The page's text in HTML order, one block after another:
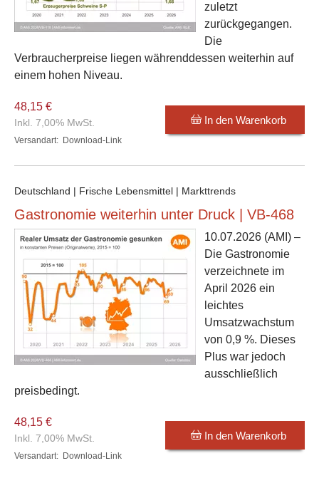
zuletzt
zurückgegangen.
Die
Verbraucherpreise liegen währenddessen weiterhin auf
einem hohen Niveau.
48,15 €
Inkl. 7,00% MwSt.
Versandart: Download-Link
In den Warenkorb
Deutschland | Frische Lebensmittel | Markttrends
Gastronomie weiterhin unter Druck | VB-468
10.07.2026 (AMI) –
Die Gastronomie
verzeichnete im
April 2026 ein
leichtes
Umsatzwachstum
von 0,9 %. Dieses
Plus war jedoch
ausschließlich
preisbedingt.
48,15 €
Inkl. 7,00% MwSt.
Versandart: Download-Link
In den Warenkorb